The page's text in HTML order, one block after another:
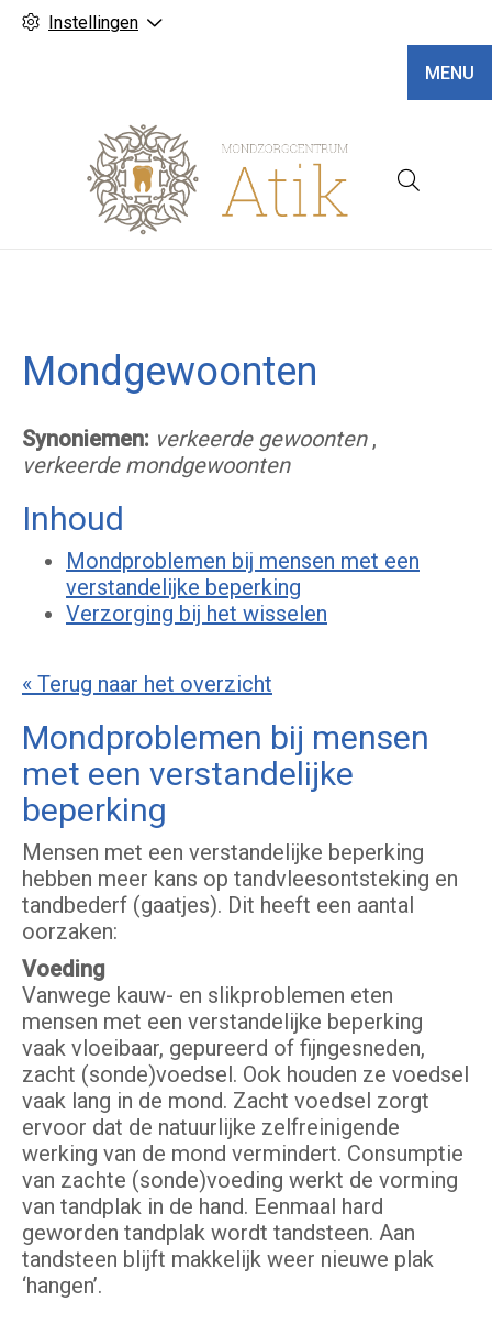
Instellingen
MENU
Mondgewoonten
Synoniemen: verkeerde gewoonten,
verkeerde mondgewoonten
Inhoud
Mondproblemen bij mensen met een
verstandelijke beperking
Verzorging bij het wisselen
« Terug naar het overzicht
Mondproblemen bij mensen
met een verstandelijke
beperking
Mensen met een verstandelijke beperking
hebben meer kans op tandvleesontsteking en
tandbederf (gaatjes). Dit heeft een aantal
oorzaken:
Voeding
Vanwege kauw- en slikproblemen eten
mensen met een verstandelijke beperking
vaak vloeibaar, gepureerd of fijngesneden,
zacht (sonde)voedsel. Ook houden ze voedsel
vaak lang in de mond. Zacht voedsel zorgt
ervoor dat de natuurlijke zelfreinigende
werking van de mond vermindert. Consumptie
van zachte (sonde)voeding werkt de vorming
van tandplak in de hand. Eenmaal hard
geworden tandplak wordt tandsteen. Aan
tandsteen blijft makkelijk weer nieuwe plak
‘hangen’.